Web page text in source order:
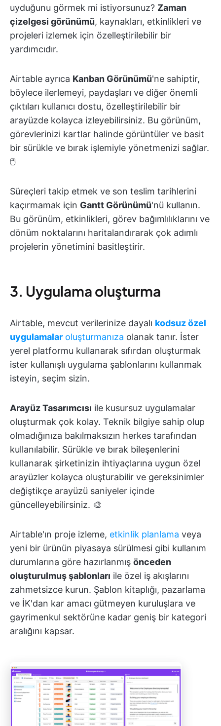
uyduğunu görmek mi istiyorsunuz? Zaman
çizelgesi görünümü, kaynakları, etkinlikleri ve
projeleri izlemek için özelleştirilebilir bir
yardımcıdır.
Airtable ayrıca Kanban Görünümü'ne sahiptir,
böylece ilerlemeyi, paydaşları ve diğer önemli
çıktıları kullanıcı dostu, özelleştirilebilir bir
arayüzde kolayca izleyebilirsiniz. Bu görünüm,
görevlerinizi kartlar halinde görüntüler ve basit
bir sürükle ve bırak işlemiyle yönetmenizi sağlar.
🖱️
Süreçleri takip etmek ve son teslim tarihlerini
kaçırmamak için Gantt Görünümü'nü kullanın.
Bu görünüm, etkinlikleri, görev bağımlılıklarını ve
dönüm noktalarını haritalandırarak çok adımlı
projelerin yönetimini basitleştirir.
3. Uygulama oluşturma
Airtable, mevcut verilerinize dayalı kodsuz özel
uygulamalar oluşturmanıza olanak tanır. İster
yerel platformu kullanarak sıfırdan oluşturmak
ister kullanışlı uygulama şablonlarını kullanmak
isteyin, seçim sizin.
Arayüz Tasarımcısı ile kusursuz uygulamalar
oluşturmak çok kolay. Teknik bilgiye sahip olup
olmadığınıza bakılmaksızın herkes tarafından
kullanılabilir. Sürükle ve bırak bileşenlerini
kullanarak şirketinizin ihtiyaçlarına uygun özel
arayüzler kolayca oluşturabilir ve gereksinimler
değiştikçe arayüzü saniyeler içinde
güncelleyebilirsiniz. 🎨
Airtable'ın proje izleme, etkinlik planlama veya
yeni bir ürünün piyasaya sürülmesi gibi kullanım
durumlarına göre hazırlanmış önceden
oluşturulmuş şablonları ile özel iş akışlarını
zahmetsizce kurun. Şablon kitaplığı, pazarlama
ve İK'dan kar amacı gütmeyen kuruluşlara ve
gayrimenkul sektörüne kadar geniş bir kategori
aralığını kapsar.